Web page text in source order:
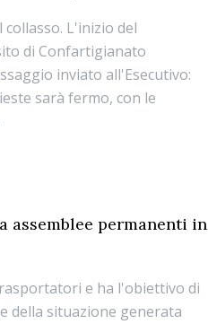
L'inizio del
di Confartigianato
inviato all'Esecutivo:
sarà fermo, con le
assemblee permanenti in
e ha l'obiettivo di
della situazione generata